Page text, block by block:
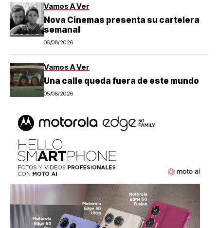
Vamos A Ver
Nova Cinemas presenta su cartelera
semanal
06/08/2026
Vamos A Ver
Una calle queda fuera de este mundo
05/08/2026